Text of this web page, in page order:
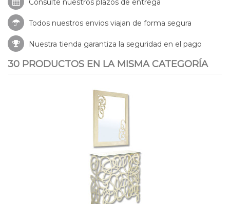
Consulte nuestros plazos de entrega
Todos nuestros envios viajan de forma segura
Nuestra tienda garantiza la seguridad en el pago
30 PRODUCTOS EN LA MISMA CATEGORÍA